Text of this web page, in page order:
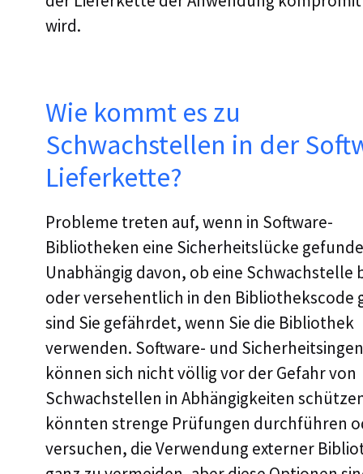
wird.
Wie kommt es zu
Schwachstellen in der
Lieferkette?
Probleme treten auf, wenn in Software-
Bibliotheken eine Sicherheitslücke
Unabhängig davon, ob eine Schwachstelle
oder versehentlich in den Bibliothekscode
sind Sie gefährdet, wenn Sie die Bibliothek
verwenden. Software- und
können sich nicht völlig vor der Gefahr von
Schwachstellen in Abhängigkeiten
könnten strenge Prüfungen durchführen
versuchen, die Verwendung externer